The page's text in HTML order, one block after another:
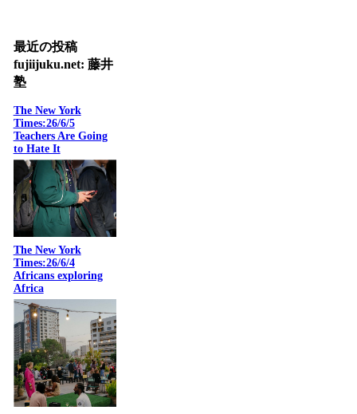
最近の投稿
fujiijuku.net: 藤井
塾
The New York
Times:26/6/5
Teachers Are Going
to Hate It
The New York
Times:26/6/4
Africans exploring
Africa